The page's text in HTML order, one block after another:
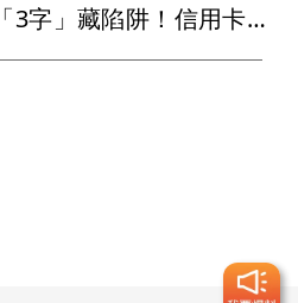
出國別亂連Wi-Fi 「3字」藏陷阱！信用卡、網銀資料恐遭盜